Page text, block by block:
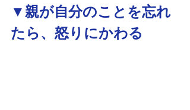
▼親が自分のことを忘れ
たら、怒りにかわる